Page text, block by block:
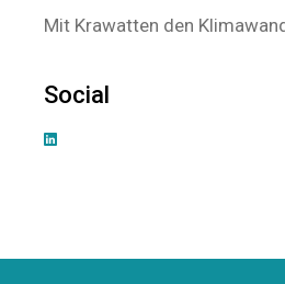
Mit Krawatten den
Social